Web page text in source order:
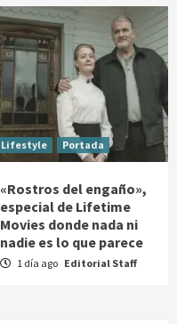
Lifestyle Portada
«Rostros del engaño»,
especial de Lifetime
Movies donde nada ni
nadie es lo que parece
1 día ago Editorial Staff